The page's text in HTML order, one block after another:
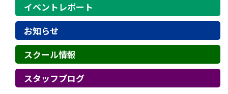
イベントレポート
お知らせ
スクール情報
スタッフブログ